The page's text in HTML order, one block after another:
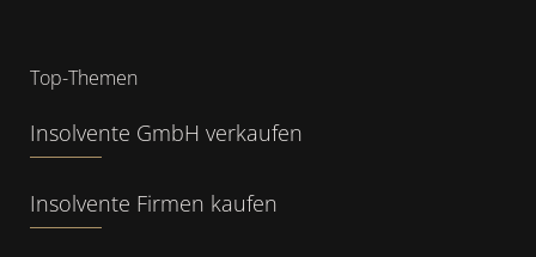
Top-Themen
Insolvente GmbH verkaufen
Insolvente Firmen kaufen